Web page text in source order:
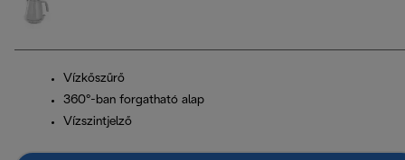
Vízkőszűrő
360°-ban forgatható alap
Vízszintjelző